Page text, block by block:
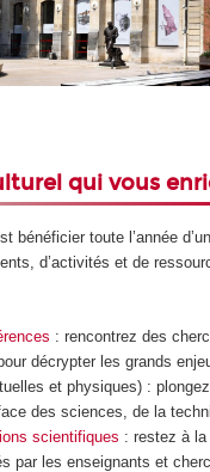
qui vous
bénéficier toute l’année
d’activités et de
: rencontrez des
décrypter les grands
et physiques) :
des sciences, de la
scientifiques : restez à
par les enseignants et